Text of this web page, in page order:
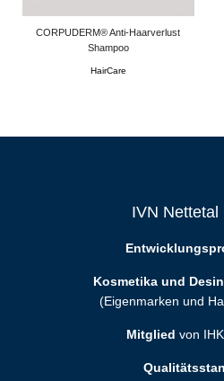
CORPUDERM® Anti-Haarverlust
Shampoo
HairCare
IVN Nettetal
Kosmetika und
(Eigenmarken und
Mitglied von